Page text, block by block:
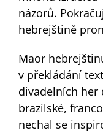
názorů.
hebrejštině
Maor
v překládání
divadelních her
brazilské,
nechal se